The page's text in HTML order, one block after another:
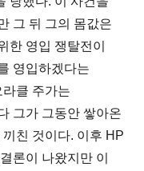
그 뒤 그의 몸값은
한 영입 쟁탈전이
영입하겠다는
클 주가는
그가 그동안 쌓아온
친 것이다. 이후 HP
론이 나왔지만 이